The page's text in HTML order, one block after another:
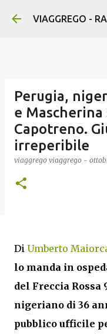
Passa
VIAGGREGO -
Perugia,
e Mascherina
Capotreno.
irreperibile
viaggrego viaggrego -
Di Umberto
lo manda in
del Freccia Rossa
nigeriano di 36
pubblico ufficile